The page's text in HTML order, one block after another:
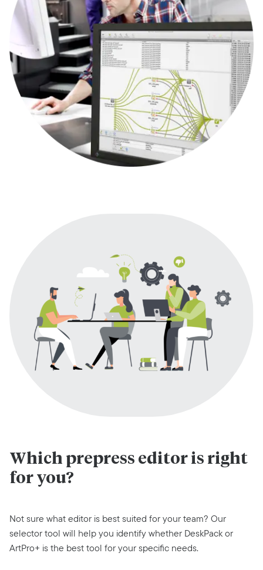
Which prepress editor is right
for you?
Not sure what editor is best suited for your team? Our
selector tool will help you identify whether DeskPack or
ArtPro+ is the best tool for your specific needs.